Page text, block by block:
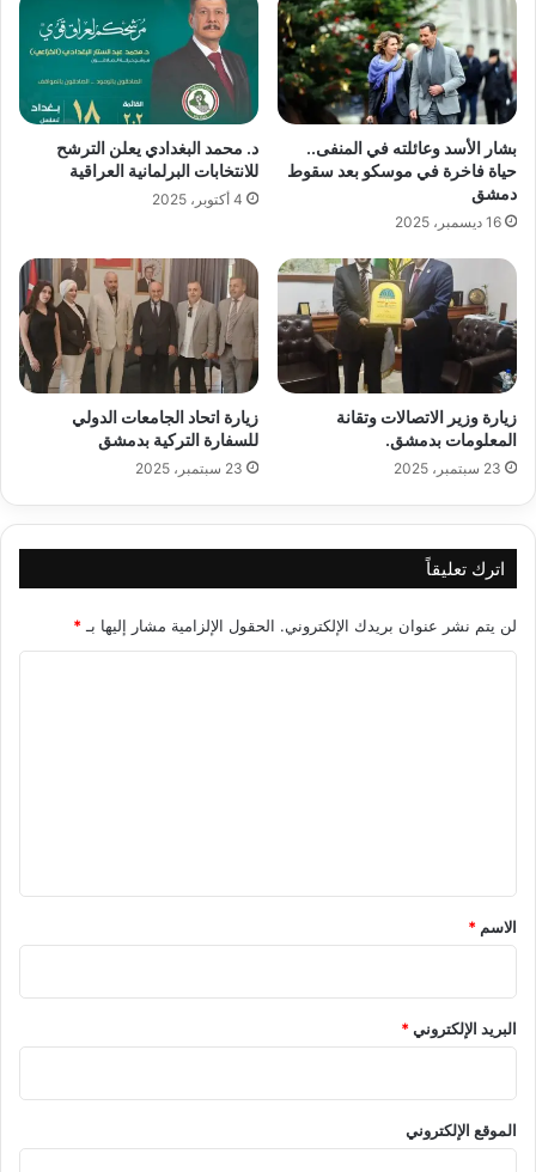
بشار الأسد وعائلته في المنفى..
حياة فاخرة في موسكو بعد سقوط
دمشق
16 ديسمبر، 2025
د. محمد البغدادي يعلن الترشح
للانتخابات البرلمانية العراقية
4 أكتوبر، 2025
زيارة وزير الاتصالات وتقانة
المعلومات بدمشق.
23 سبتمبر، 2025
زيارة اتحاد الجامعات الدولي
للسفارة التركية بدمشق
23 سبتمبر، 2025
اترك تعليقاً
لن يتم نشر عنوان بريدك الإلكتروني. الحقول الإلزامية مشار إليها بـ *
*
الاسم *
البريد الإلكتروني*
الموقع الإلكتروني